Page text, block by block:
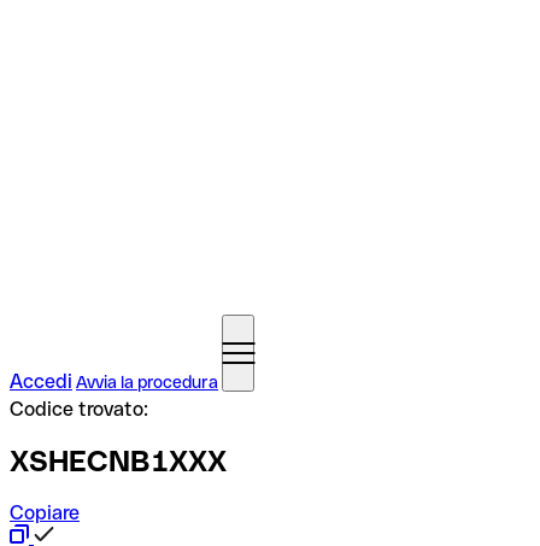
Accedi Avvia la procedura
Codice trovato:
XSHECNB1XXX
Copiare